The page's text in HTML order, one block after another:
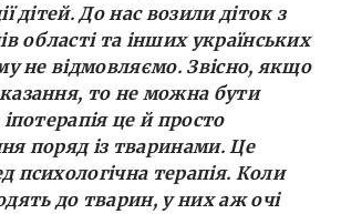
дітей. До нас возили діток з
області та інших українських
не відмовляємо. Звісно, якщо
то не можна бути
це й просто
поряд із тваринами. Це
психологічна терапія. Коли
до тварин, у них аж очі